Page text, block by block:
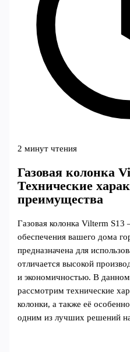
2 минут чтения
Газовая колонка
Технические
преимущества
Газовая колонка Vilterm
обеспечения вашего дома
предназначена для
отличается высокой
и экономичностью. В данном
рассмотрим технические
колонки, а также её
одним из лучших решений